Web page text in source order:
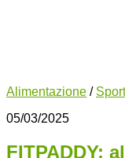
Alimentazione / Sport
05/03/2025
FITPADDY: